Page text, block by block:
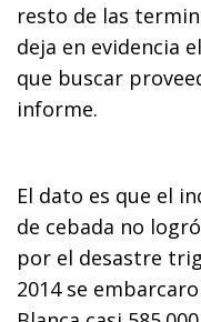
resto de las
deja en evidencia
que buscar
informe.
El dato es que el
de cebada no
por el desastre
2014 se